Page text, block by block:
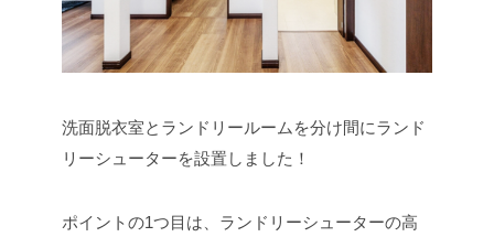
洗面脱衣室とランドリールームを分け間にランド
リーシューターを設置しました！
ポイントの1つ目は、ランドリーシューターの高